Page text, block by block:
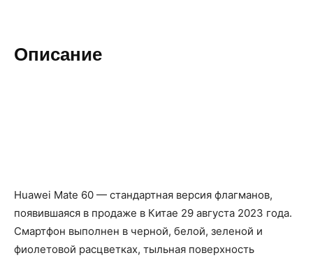
Описание
Huawei Mate 60 — стандартная версия флагманов,
появившаяся в продаже в Китае 29 августа 2023 года.
Смартфон выполнен в черной, белой, зеленой и
фиолетовой расцветках, тыльная поверхность